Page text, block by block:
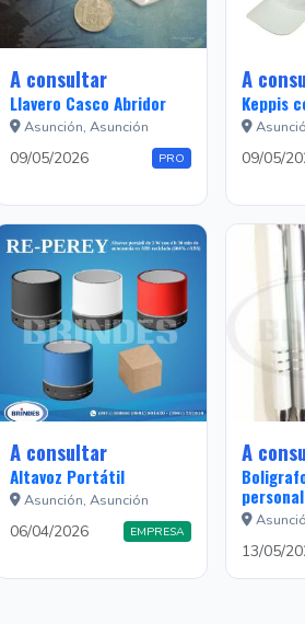
A consultar
Llavero Casco Abridor
Asunción, Asunción
09/05/2026 PRO
A
Keppis
09/05/
A consultar
Altavoz Portátil
Asunción, Asunción
06/04/2026 EMPRESA
A
13/05/